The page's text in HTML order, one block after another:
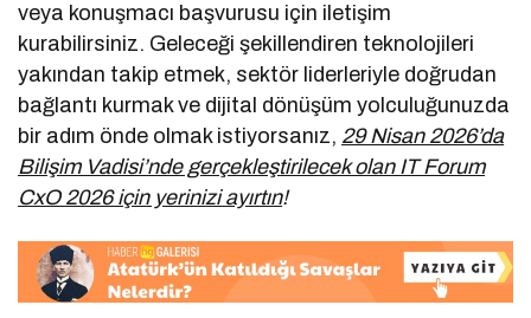
veya konuşmacı başvurusu için iletişim
kurabilirsiniz. Geleceği şekillendiren teknolojileri
yakından takip etmek, sektör liderleriyle doğrudan
bağlantı kurmak ve dijital dönüşüm yolculuğunuzda
bir adım önde olmak istiyorsanız, 29 Nisan 2026’da
Bilişim Vadisi’nde gerçekleştirilecek olan IT Forum
CxO 2026 için yerinizi ayırtın!